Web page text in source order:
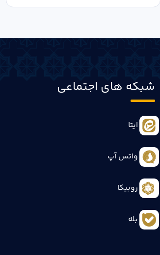
شبکه های اجتماعی
ایتا
واتس آپ
روبیکا
بله